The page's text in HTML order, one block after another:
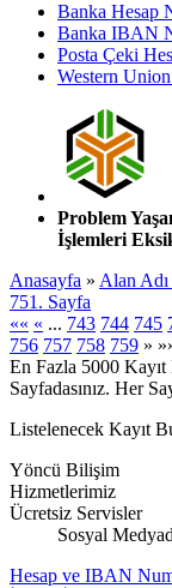
Banka Hesap
Banka IBAN
Posta Çeki
Western
Problem
İşlemleri
Anasayfa » Alan
751. Sayfa
«« « ... 743 744 745
756 757 758 759 »
En Fazla 5000
Sayfadasınız. Her
Listelenecek Kayıt
Yöncü Bilişim
Hizmetlerimiz
Ücretsiz Servisler
Sosyal
Hesap ve IBAN